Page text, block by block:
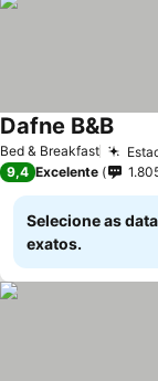
Bed & Breakfast
Dafne B&BVer
9,4 Excelente
Selecione as
exatos.